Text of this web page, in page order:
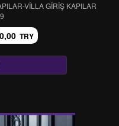
VİLLA GİRİŞ KAPILAR
0,00 TRY